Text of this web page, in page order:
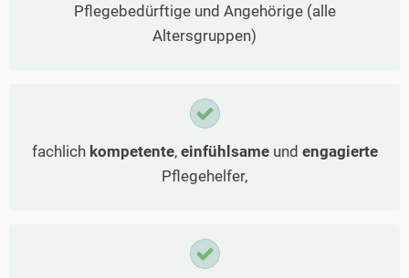
Pflegebedürftige und Angehörige (alle
Altersgruppen)
fachlich kompetente, einfühlsameund engagierte
Pflegehelfer,